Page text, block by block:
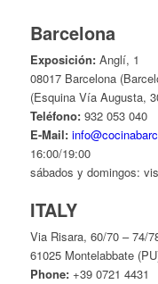
Barcelona
Exposición:Anglí, 1
08017 Barcelona
(Esquina Vía Augusta,
Teléfono:932 053 040
E-Mail:
16:00/19:00
sábados y domingos:
ITALY
Via Risara, 60/70 – 74/
61025 Montelabbate
Phone:+39 0721 4431